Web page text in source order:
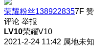
荣耀粉丝1389228357F 赞
评论 举报
LV10荣耀V10
2021-2-24 11:42 属地未知